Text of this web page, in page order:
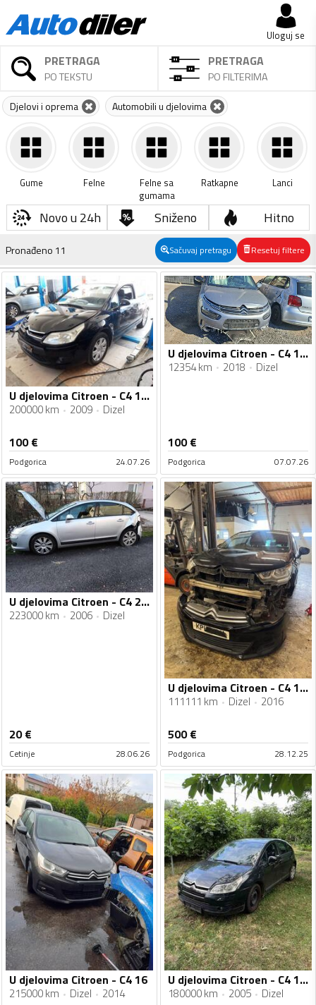
Uloguj se
PRETRAGA
PO TEKSTU
PRETRAGA
PO FILTERIMA
Djelovi i oprema Automobili u djelovima
Gume Felne
Felne sa
gumama
Ratkapne Lanci
Novo u 24h Sniženo Hitno
Pronađeno 11 Sačuvaj pretragu Resetuj filtere
U djelovima Citroen - C4 1.6
200000 km 2009 Dizel
100€
Podgorica 24.07.26
U djelovima Citroen - C4 16 hdi
12354 km 2018 Dizel
100€
Podgorica 07.07.26
U djelovima Citroen - C4 2.0 hdi
223000 km 2006 Dizel
20€
Cetinje 28.06.26
U djelovima Citroen - C4 1.6hdi
111111 km Dizel 2016
500€
Podgorica 28.12.25
U djelovima Citroen - C4 16
215000 km Dizel 2014
U djelovima Citroen - C4 1.6 HDI
180000 km 2005 Dizel